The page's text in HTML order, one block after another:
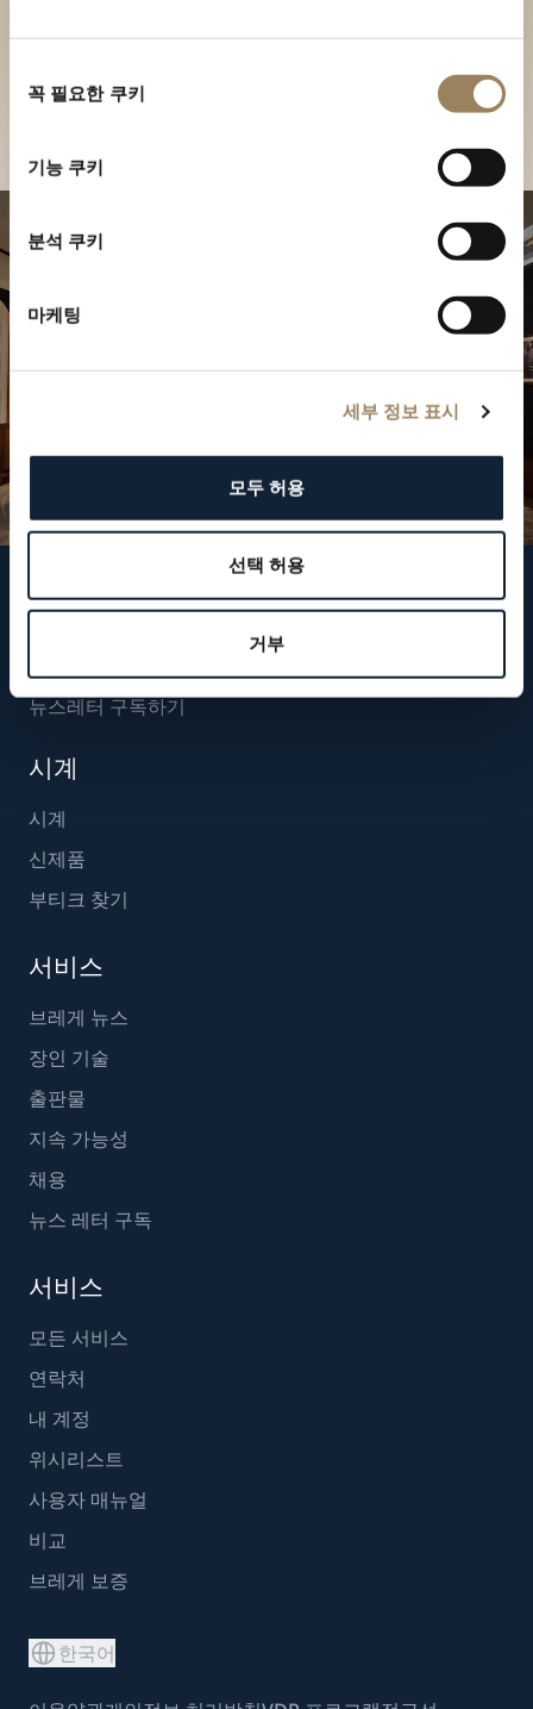
꼭 필요한 쿠키
기능 쿠키
분석 쿠키
마케팅
세부 정보 표시
모두 허용
선택 허용
거부
브레게 팔로우하기
뉴스레터 구독하기
시계
시계
신제품
부티크 찾기
서비스
브레게 뉴스
장인 기술
출판물
지속 가능성
채용
뉴스 레터 구독
서비스
모든 서비스
연락처
내 계정
위시리스트
사용자 매뉴얼
비교
브레게 보증
한국어